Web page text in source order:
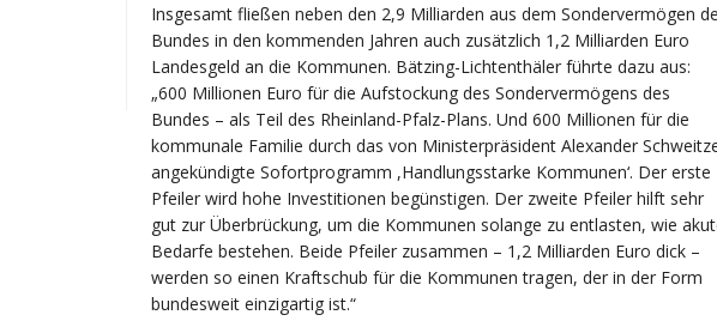
Insgesamt fließen neben den 2,9 Milliarden aus dem Sondervermögen
Bundes in den kommenden Jahren auch zusätzlich 1,2 Milliarden Euro
Landesgeld an die Kommunen. Bätzing-Lichtenthäler führte dazu aus:
„600 Millionen Euro für die Aufstockung des Sondervermögens des
Bundes – als Teil des Rheinland-Pfalz-Plans. Und 600 Millionen für die
kommunale Familie durch das von Ministerpräsident Alexander
angekündigte Sofortprogramm ,Handlungsstarke Kommunen‘. Der erste
Pfeiler wird hohe Investitionen begünstigen. Der zweite Pfeiler hilft sehr
gut zur Überbrückung, um die Kommunen solange zu entlasten, wie
Bedarfe bestehen. Beide Pfeiler zusammen – 1,2 Milliarden Euro dick –
werden so einen Kraftschub für die Kommunen tragen, der in der Form
bundesweit einzigartig ist.“